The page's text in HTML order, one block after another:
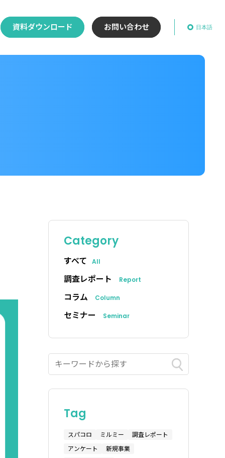
資料ダウンロード お問い合わせ
Category
すべて All
調査レポート Report
コラム Column
セミナー Seminar
Tag
スパコロ ミルミー
調査レポート
アンケート
新規事業
日本語